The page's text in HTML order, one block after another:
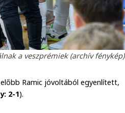
a veszprémiek (archív fénykép)
Ramic jóvoltából egyenlített,
2-1).